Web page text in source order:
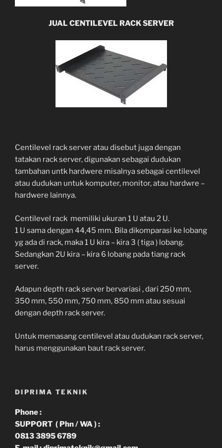
JUAL CENTILEVEL RACK SERVER
Centilevel rack server atau disebut juga dengan
tatakan rack server, digunakan sebagai dudukan
tambahan untk hardwere misalnya sebagai centilevel
atau dudukan untuk komputer, monitor, atau hardwre –
hardwere lainnya.
Centilevel rack memiliki ukuran 1 U atau 2 U.
1 U sama dengan 44,45 mm. Bila dikomparasi ke lobang
yg ada di rack, maka 1 U kira – kira 3 ( tiga ) lobang.
Sedangkan 2U kira – kira 6 lobang pada tiang rack
server.
Adapun depth rack server bervariasi , dari 250 mm,
350 mm, 550 mm, 750 mm, 850 mm atau sesuai
dengan depth rack server.
Untuk memasang centilevel atau dudukan rack server,
harus menggunakan baut rack server.
DIPRIMA TEKNIK
Phone :
SUPPORT ( Phn / WA ) :
0813 3895 6789